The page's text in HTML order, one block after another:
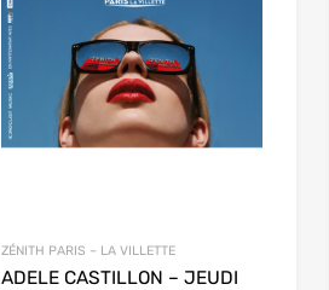
ZÉNITH PARIS – LA VILLETTE
ADELE CASTILLON – JEUDI